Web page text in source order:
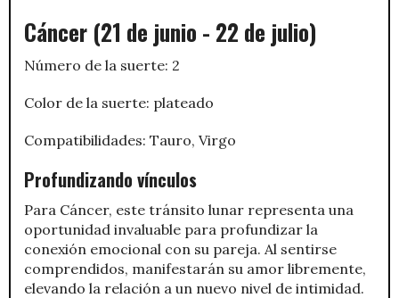
Cáncer (21 de junio - 22 de julio)
Número de la suerte: 2
Color de la suerte: plateado
Compatibilidades: Tauro, Virgo
Profundizando vínculos
Para Cáncer, este tránsito lunar representa una
oportunidad invaluable para profundizar la
conexión emocional con su pareja. Al sentirse
comprendidos, manifestarán su amor libremente,
elevando la relación a un nuevo nivel de intimidad.